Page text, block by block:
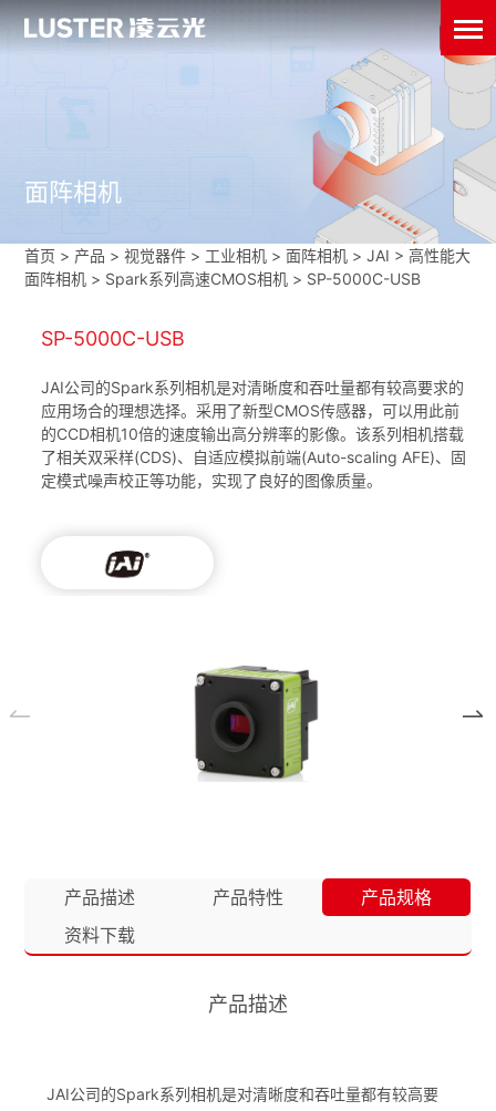
面阵相机
首页 > 产品 > 视觉器件 > 工业相机 >面阵相机 >JAI >高性能大
面阵相机 > Spark系列高速CMOS相机 > SP-5000C-USB
SP-5000C-USB
JAI公司的Spark系列相机是对清晰度和吞吐量都有较高要求的
应用场合的理想选择。采用了新型CMOS传感器，可以用此前
的CCD相机10倍的速度输出高分辨率的影像。该系列相机搭载
了相关双采样(CDS)、自适应模拟前端(Auto-scaling AFE)、固
定模式噪声校正等功能，实现了良好的图像质量。
产品描述 产品特性
产品规格
资料下载
产品描述
JAI公司的Spark系列相机是对清晰度和吞吐量都有较高要